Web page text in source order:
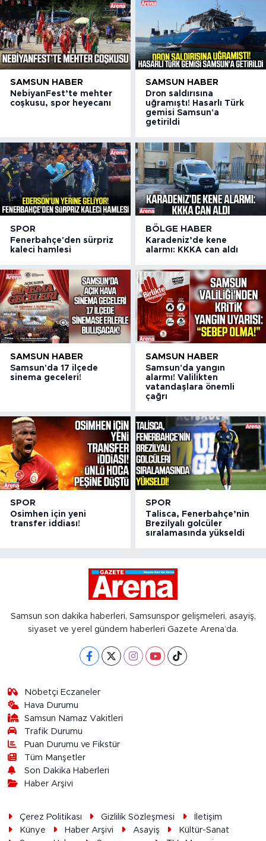
SAMSUN HABER
NebiyanFest’te mehter
coşkusu, spor heyecanı
SAMSUN HABER
Dron saldırısına
uğramıştı! Hasarlı Türk
gemisi Samsun'a
getirildi
SPOR
Fenerbahçe'den sürpriz
kaleci hamlesi
BÖLGE HABER
Karadeniz’de kene
alarmı: KKKA can aldı
SAMSUN HABER
Samsun'da 17 ilçede
sinema geceleri!
SAMSUN HABER
Samsun'da yangın
alarmı! Valilikten
vatandaşlara önemli
çağrı
SPOR
Osimhen için yeni
transfer iddiası!
SPOR
Talisca, Fenerbahçe’nin
Brezilyalı golcüler
sıralamasında yükseldi
Samsun son dakika haberleri, Samsunspor gelişmeleri, asayiş,
siyaset ve yerel gündem haberleri Gazete Arena’da.
Nöbetçi Eczaneler
Hava Durumu
Samsun Namaz Vakitleri
Trafik Durumu
Puan Durumu ve Fikstür
Tüm Manşetler
Son Dakika Haberleri
Haber Arşivi
Çerez Politikası Gizlilik Sözleşmesi
İletişim
Künye
Haber Arşivi Asayiş
Kültür-Sanat